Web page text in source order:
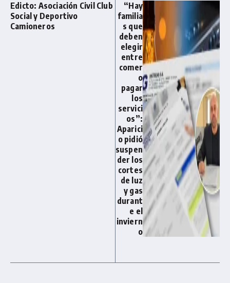
Edicto: Asociación Civil Club
Social y Deportivo
Camioneros
“Hay
familia
s que
deben
elegir
entre
comer
o
pagar
los
servici
os”:
Aparici
o pidió
suspen
der los
cortes
de luz
y gas
durant
e el
inviern
o